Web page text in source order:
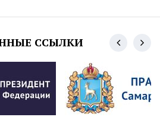
ССЫЛКИ